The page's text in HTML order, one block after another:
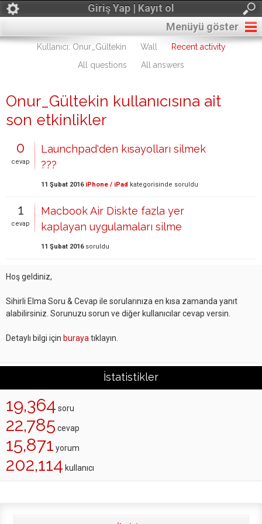
Giriş Yap | Kayıt ol
Menüyü göster
Kullanıcı: Onur_Gültekin Wall
Recent activity
All questions
All answers
Onur_Gültekin kullanıcısına ait
son etkinlikler
0
cevap
Launchpad'den kısayolları silmek
???
11 Şubat 2016 iPhone / iPad kategorisinde soruldu
1
cevap
Macbook Air Diskte fazla yer
kaplayan uygulamaları silme
11 Şubat 2016 soruldu
Hoş geldiniz,
Sihirli Elma Soru & Cevap ile sorularınıza en kısa zamanda yanıt
alabilirsiniz. Sorunuzu sorun ve diğer kullanıcılar cevap versin.
Detaylı bilgi için buraya tıklayın.
İstatistikler
19,364 soru
22,785 cevap
15,871 yorum
202,114 kullanıcı